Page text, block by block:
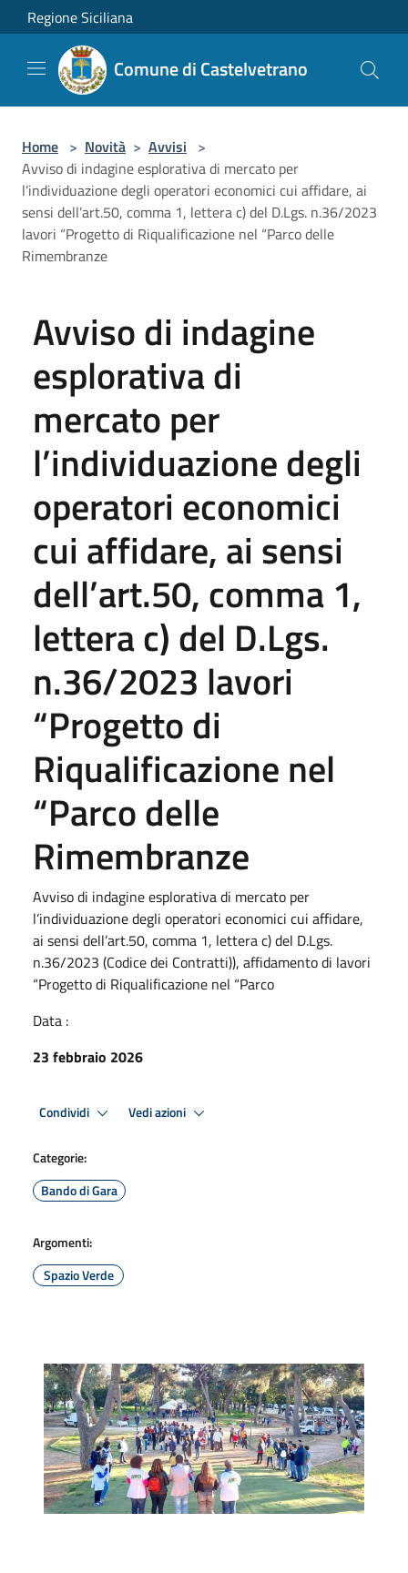
Salta al contenuto principale
Regione Siciliana
Comune di Castelvetrano
Home > Novità > Avvisi >
Avviso di indagine esplorativa di mercato per
l’individuazione degli operatori economici cui affidare, ai
sensi dell’art.50, comma 1, lettera c) del D.Lgs. n.36/2023
lavori “Progetto di Riqualificazione nel “Parco delle
Rimembranze
Avviso di indagine
esplorativa di
mercato per
l’individuazione degli
operatori economici
cui affidare, ai sensi
dell’art.50, comma 1,
lettera c) del D.Lgs.
n.36/2023 lavori
“Progetto di
Riqualificazione nel
“Parco delle
Rimembranze
Avviso di indagine esplorativa di mercato per
l’individuazione degli operatori economici cui affidare,
ai sensi dell’art.50, comma 1, lettera c) del D.Lgs.
n.36/2023 (Codice dei Contratti)), affidamento di lavori
“Progetto di Riqualificazione nel “Parco
Data :
23 febbraio 2026
Condividi Vedi azioni
Categorie:
Bando di Gara
Argomenti:
Spazio Verde